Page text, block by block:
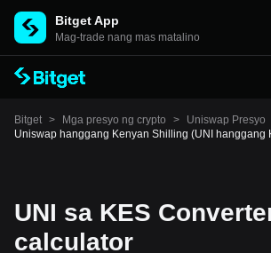
Bitget App
Mag-trade nang mas matalino
Bitget > Mga presyo ng crypto > Uniswap Presyo
Uniswap hanggang Kenyan Shilling (UNI hanggang
UNI sa KES
calculator